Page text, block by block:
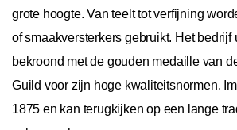
grote hoogte. Van teelt tot verfijning
of smaakversterkers gebruikt. Het bedrijf
bekroond met de gouden medaille van
Guild voor zijn hoge kwaliteitsnormen.
1875 en kan terugkijken op een lange